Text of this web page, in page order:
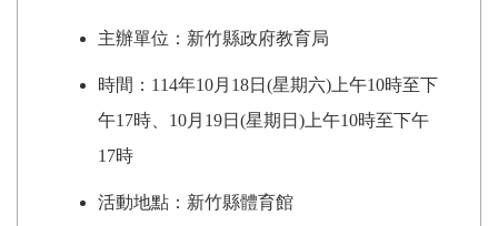
主辦單位：新竹縣政府教育局
時間：114年10月18日(星期六)上午10時至下
午17時、10月19日(星期日)上午10時至下午
17時
活動地點：新竹縣體育館